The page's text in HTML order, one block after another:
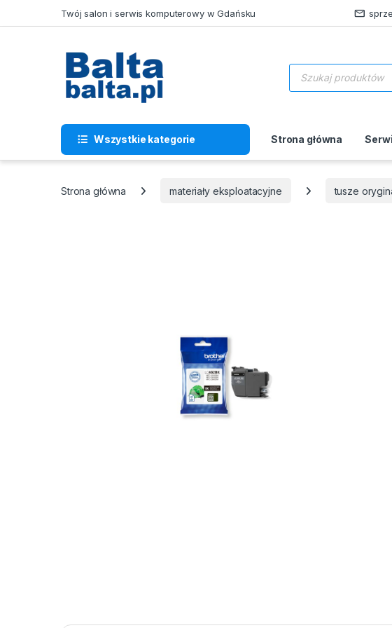
Skip to navigationTwój salon i serwis komputerowy w Gdańsku
Wyszukiwarka
Wszystkie kategorie Strona główna
Strona główna materiały eksploatacyjne tusze